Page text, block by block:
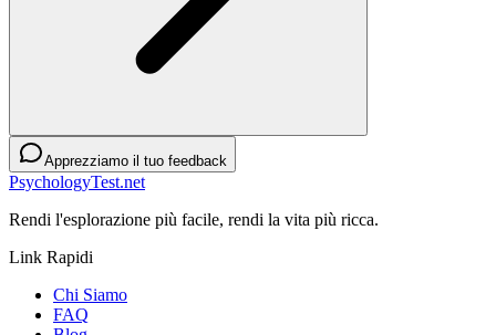
Apprezziamo il tuo feedback
PsychologyTest.net
Rendi l'esplorazione più facile, rendi la vita più ricca.
Link Rapidi
Chi Siamo
FAQ